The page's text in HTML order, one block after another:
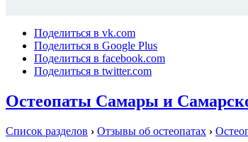
Поделиться в vk.com
Поделиться в Google Plus
Поделиться в facebook.com
Поделиться в twitter.com
Остеопаты Самары и
Список разделов › Отзывы об остеопатах ›